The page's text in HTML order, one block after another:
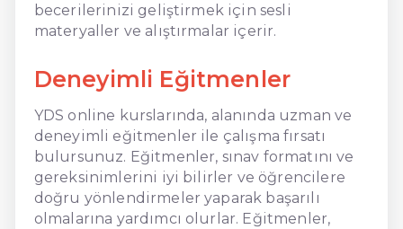
becerilerinizi geliştirmek için sesli
materyaller ve alıştırmalar içerir.
Deneyimli Eğitmenler
YDS online kurslarında, alanında uzman ve
deneyimli eğitmenler ile çalışma fırsatı
bulursunuz. Eğitmenler, sınav formatını ve
gereksinimlerini iyi bilirler ve öğrencilere
doğru yönlendirmeler yaparak başarılı
olmalarına yardımcı olurlar. Eğitmenler,